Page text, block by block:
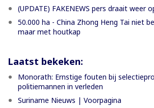
(UPDATE) FAKENEWS pers draait weer
50.000 ha - China Zhong Heng Tai niet
maar met houtkap
Laatst bekeken:
Monorath: Ernstige fouten bij
politiemannen in verleden
Suriname Nieuws | Voorpagina